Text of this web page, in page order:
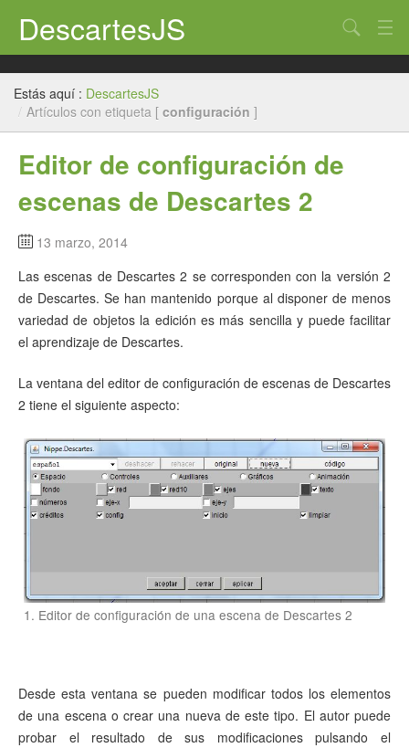
DescartesJS
Inicio
Descartes
Buscar
Estás aquí : DescartesJS
/ Artículos con etiqueta [ configuración ]
Editor de configuración de
escenas de Descartes 2
13 marzo, 2014
Las escenas de Descartes 2 se corresponden con la versión 2
de Descartes. Se han mantenido porque al disponer de menos
variedad de objetos la edición es más sencilla y puede facilitar
el aprendizaje de Descartes.
La ventana del editor de configuración de escenas de Descartes
2 tiene el siguiente aspecto:
1. Editor de configuración de una escena de Descartes 2
Desde esta ventana se pueden modificar todos los elementos
de una escena o crear una nueva de este tipo. El autor puede
probar el resultado de sus modificaciones pulsando el